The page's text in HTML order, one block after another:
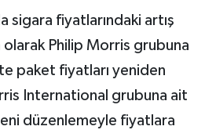
sigara fiyatlarındaki artış
Philip Morris grubuna
paket fiyatları yeniden
International grubuna ait
düzenlemeyle fiyatlara